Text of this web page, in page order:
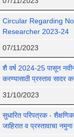
Circular Regarding
Researcher 2023-24
07/11/2023
शै वर्ष 2024-25 पासून
करण्यासाठी प्रस्ताव सादर
31/10/2023
सुधारित परिपत्रक -
जाहिरात व प्रस्तावाचा नमुना